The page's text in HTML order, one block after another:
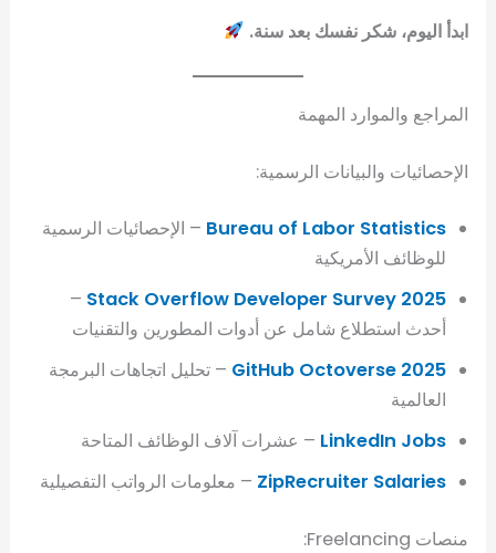
ابدأ اليوم، شكر نفسك بعد سنة.
المراجع والموارد المهمة
الإحصائيات والبيانات الرسمية:
Bureau of Labor Statistics – الإحصائيات الرسمية
للوظائف الأمريكية
Stack Overflow Developer Survey 2025
–
أحدث استطلاع شامل عن أدوات المطورين والتقنيات
GitHub Octoverse 2025 – تحليل اتجاهات البرمجة
العالمية
LinkedIn Jobs – عشرات آلاف الوظائف المتاحة
ZipRecruiter Salaries – معلومات الرواتب التفصيلية
منصات Freelancing: